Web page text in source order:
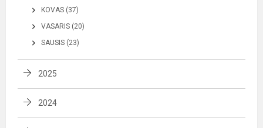
KOVAS (37)
VASARIS (20)
SAUSIS (23)
2025
2024